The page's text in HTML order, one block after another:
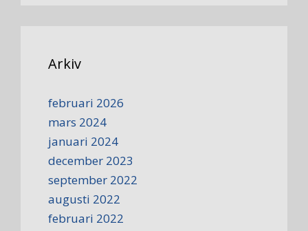
Arkiv
februari 2026
mars 2024
januari 2024
december 2023
september 2022
augusti 2022
februari 2022